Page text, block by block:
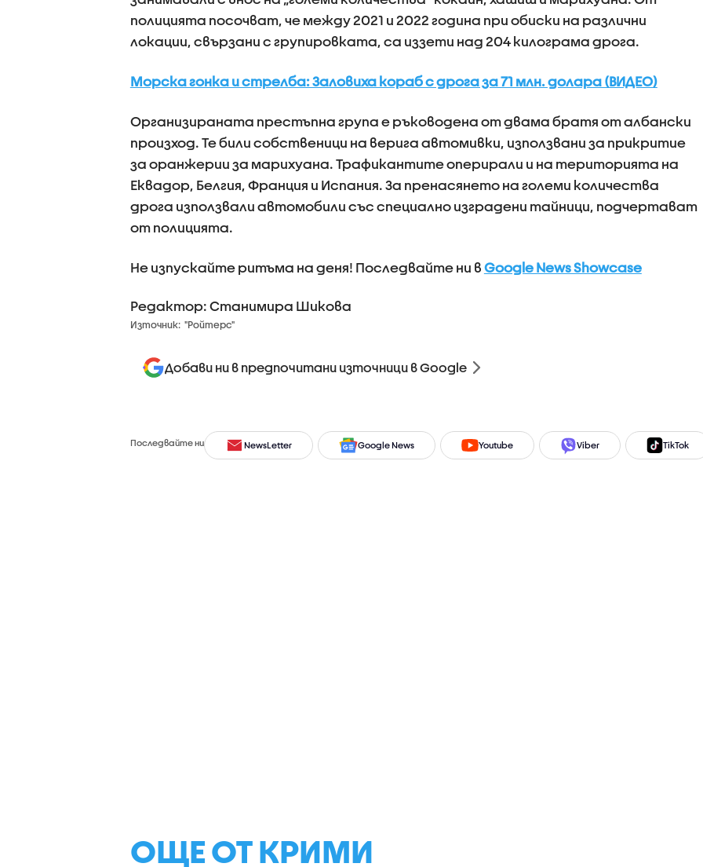
полицията посочват, че между 2021 и 2022 година при обиски на различни
локации, свързани с групировката, са иззети над 204 килограма дрога.
Морска гонка и стрелба: Заловиха кораб с дрога за 71 млн. долара (ВИДЕО)
Организираната престъпна група е ръководена от двама братя от албански
произход. Те били собственици на верига автомивки, използвани за прикритие
за оранжерии за марихуана. Трафикантите оперирали и на територията на
Еквадор, Белгия, Франция и Испания. За пренасянето на големи количества
дрога използвали автомобили със специално изградени тайници, подчертават
от полицията.
Не изпускайте ритъма на деня! Последвайте ни в Google News Showcase
Редактор: Станимира Шикова
Източник: "Ройтерс"
Добави ни в предпочитани източници в Google
Последвайте ни NewsLetter Google News Youtube Viber TikTok
ОЩЕ ОТ КРИМИ